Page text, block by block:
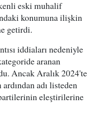
eski muhalif
konumuna ilişkin
getirdi.
iddiaları nedeniyle
aranan
Ancak Aralık 2024'te
adı listeden
eleştirilerine